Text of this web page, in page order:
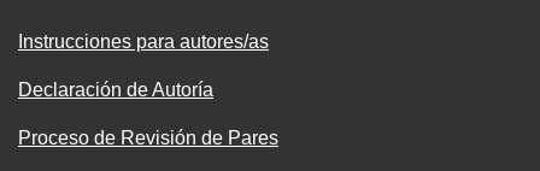
Instrucciones para autores/as
Declaración de Autoría
Proceso de Revisión de Pares